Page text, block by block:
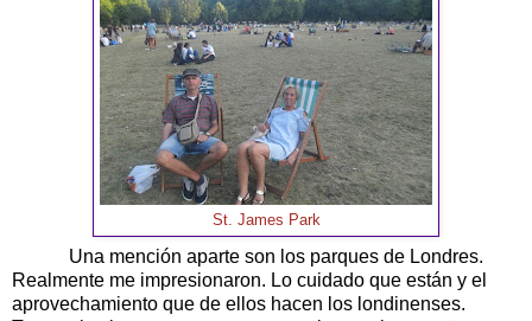
St. James Park
Una mención aparte son los parques de Londres.
Realmente me impresionaron. Lo cuidado que están y el
aprovechamiento que de ellos hacen los londinenses.